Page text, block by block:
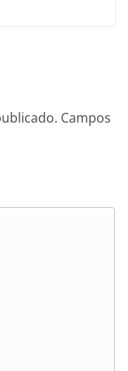
Campos